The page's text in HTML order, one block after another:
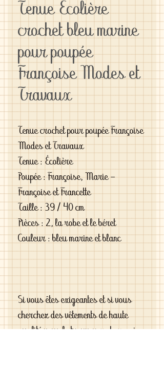
Tenue Écolière
crochet bleu marine
pour poupée
Françoise Modes et
Travaux
Tenue crochet pour poupée Françoise
Modes et Travaux
Tenue : Écolière
Poupée : Françoise, Marie -
Françoise et Francette
Taille : 39 / 40 cm
Pièces : 2, la robe et le béret
Couleur : bleu marine et blanc
Si vous êtes exigeantes et si vous
cherchez des vêtements de haute
qualité vous le trouverez chez moi .